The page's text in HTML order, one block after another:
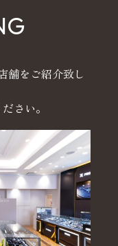
舗をご紹介致し
さい。